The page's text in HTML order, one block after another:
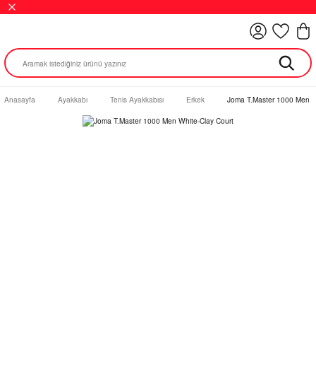
Anasayfa Ayakkabı Tenis Ayakkabısı Erkek Joma T.Master 1000 Men